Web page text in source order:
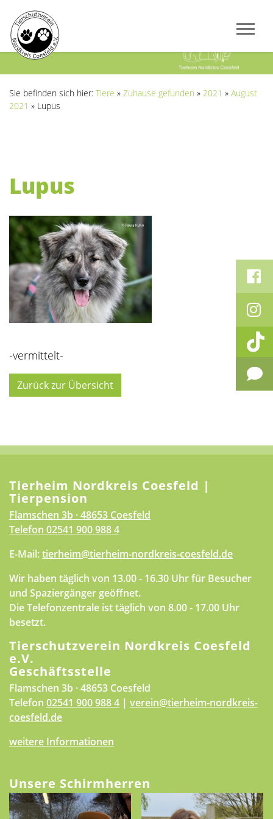
Sie befinden sich hier: Tiere » Zuhause gefunden » 2021 » August
2021 » Lupus
Lupus
-vermittelt-
Zurück zur Übersicht
Tierheim Nordkreis Coesfeld |
Tierpension
Flamschen 3b · 48653 Coesfeld
Telefon 02541 900 988 4
E-Mail:tierheim@tierheim-nordkreis-coesfeld.de
Wir haben täglich von 13.00 - 16.30 Uhr für Besucher
und Spaziergänger geöffnet.
Die Telefonzentrale ist täglich von 8.00 - 17.00 Uhr
besetzt.
Tierschutzverein Nordkreis Coesfeld
e.V.
Geschäftsstelle
Flamschen 3b · 48653 Coesfeld
Telefon 02541 900 988 4 | verein@tierheim-nordkreis-
coesfeld.de
weitere Informationen
Unsere Schirmherren